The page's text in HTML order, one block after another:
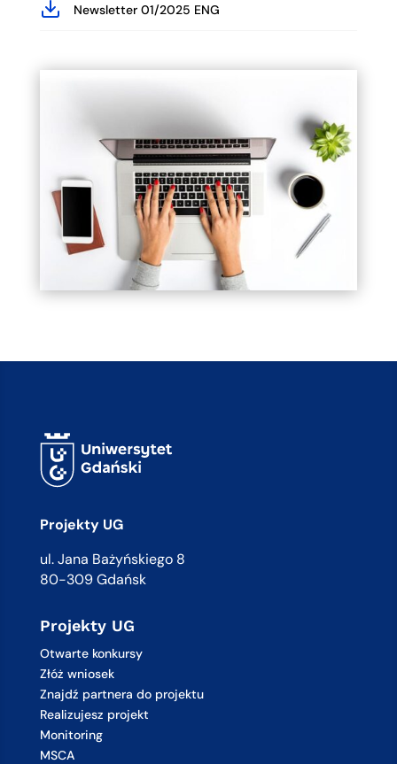
Newsletter 01/2025 ENG
Projekty UG
ul. Jana Bażyńskiego 8
80-309 Gdańsk
Projekty UG
Otwarte konkursy
Złóż wniosek
Znajdź partnera do projektu
Realizujesz projekt
Monitoring
MSCA